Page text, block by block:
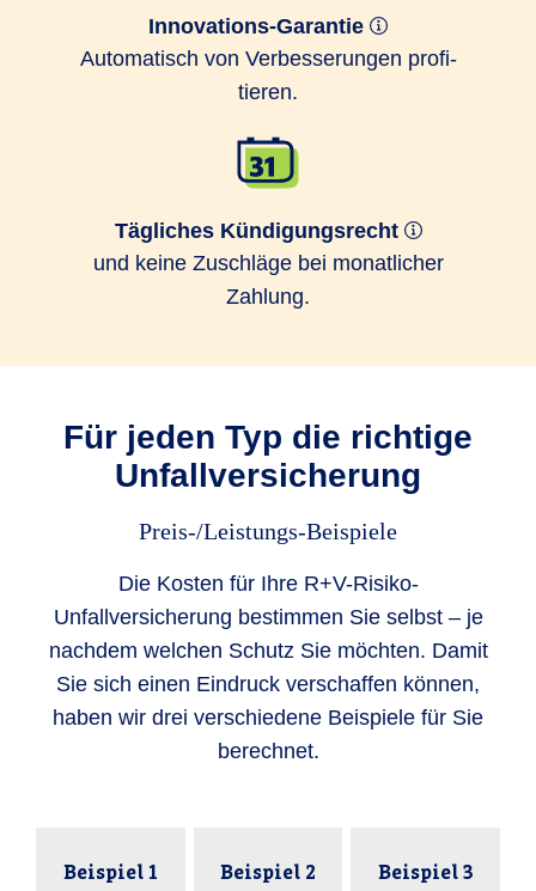
Innovations-Garantie
Auto­matisch von Ver­bes­serungen profi­
tieren.
Tägliches Kündigungsrecht
und keine Zuschläge bei monatlicher
Zahlung.
Für jeden Typ die richtige
Unfallversicherung
Preis-/Leistungs-Beispiele
Die Kosten für Ihre R+V-Risiko-
Unfallversicherung bestimmen Sie selbst – je
nachdem welchen Schutz Sie möchten. Damit
Sie sich einen Eindruck verschaffen können,
haben wir drei verschiedene Beispiele für Sie
berechnet.
Beispiel 1 Beispiel 2 Beispiel 3